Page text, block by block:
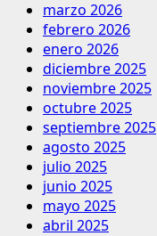
marzo 2026
febrero 2026
enero 2026
diciembre 2025
noviembre 2025
octubre 2025
septiembre 2025
agosto 2025
julio 2025
junio 2025
mayo 2025
abril 2025